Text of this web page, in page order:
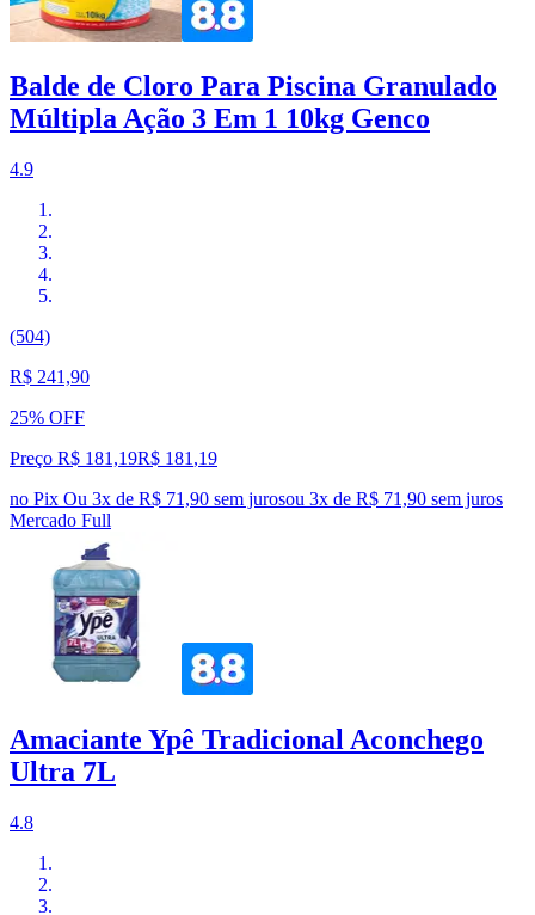
Balde de Cloro Para Piscina Granulado
Múltipla Ação 3 Em 1 10kg Genco
4.9
(504)
R$ 241,90
25% OFF
Preço R$ 181,19R$ 181 ,19
no Pix Ou 3x de R$ 71,90 sem jurosou 3x de R$ 71,90 sem juros
Mercado Full
Amaciante Ypê Tradicional Aconchego
Ultra 7L
4.8